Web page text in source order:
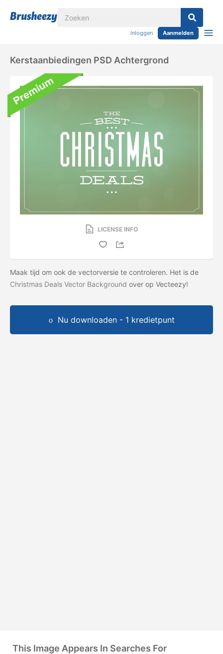
Inloggen Aanmelden
Kerstaanbiedingen PSD Achtergrond
LICENSE INFO
Maak tijd om ook de vectorversie te controleren. Het is de
Christmas Deals Vector Background over op Vecteezy!
Nu downloaden - 1 kredietpunt
This Image Appears In Searches For